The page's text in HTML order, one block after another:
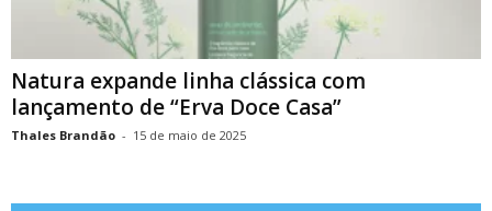
Natura expande linha clássica com
lançamento de “Erva Doce Casa”
Thales Brandão - 15 de maio de 2025